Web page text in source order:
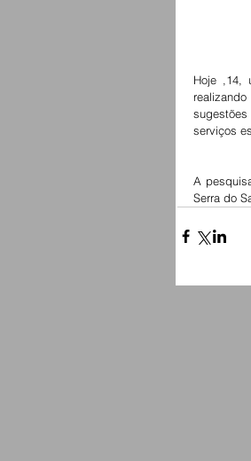
Hoje ,14,
sugestões
serviços
A
Serra do